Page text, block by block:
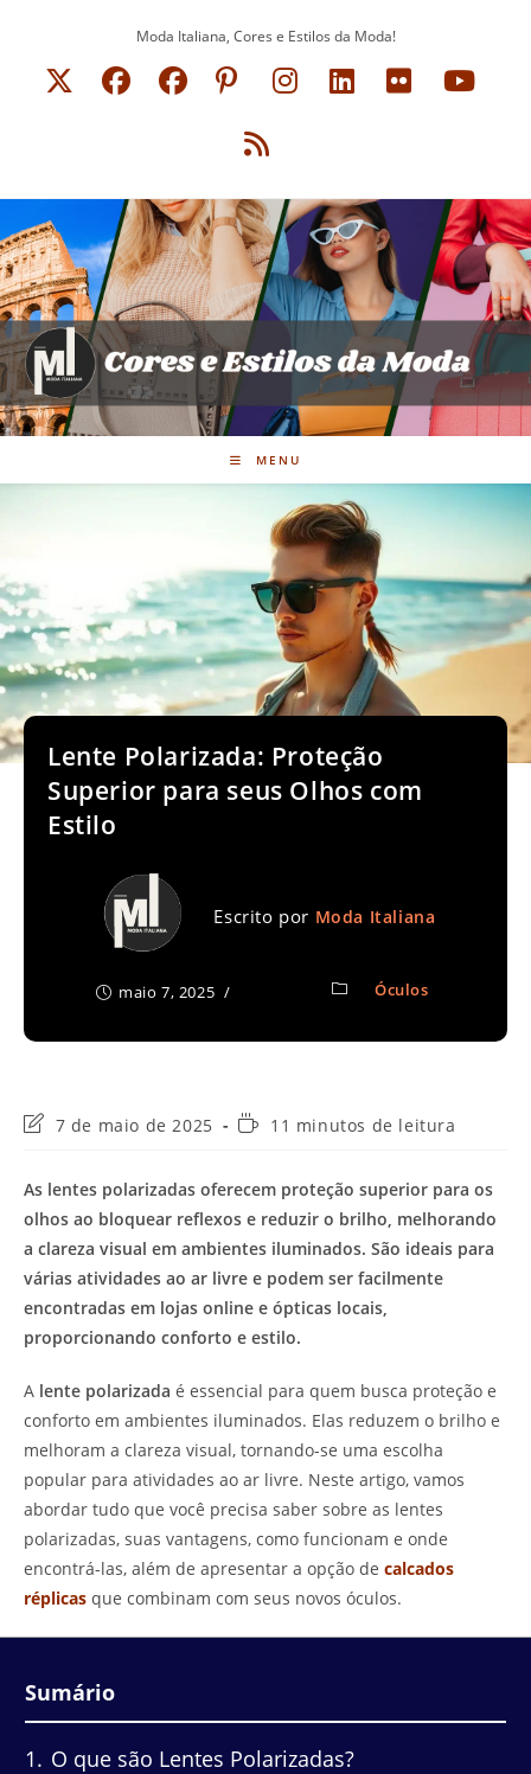
Moda Italiana, Cores e Estilos da Moda!
MENU
Lente Polarizada: Proteção
Superior para seus Olhos com
Estilo
Escrito por Moda Italiana
maio 7, 2025 Óculos
Última
post:
7 de maio de 2025
Tempo11 minutos de leitura
As lentes polarizadas oferecem proteção superior para os
olhos ao bloquear reflexos e reduzir o brilho, melhorando
a clareza visual em ambientes iluminados. São ideais para
várias atividades ao ar livre e podem ser facilmente
encontradas em lojas online e ópticas locais,
proporcionando conforto e estilo.
A lente polarizada é essencial para quem busca proteção e
conforto em ambientes iluminados. Elas reduzem o brilho e
melhoram a clareza visual, tornando-se uma escolha
popular para atividades ao ar livre. Neste artigo, vamos
abordar tudo que você precisa saber sobre as lentes
polarizadas, suas vantagens, como funcionam e onde
encontrá-las, além de apresentar a opção de calcados
réplicas que combinam com seus novos óculos.
Sumário
1
O que são Lentes Polarizadas?